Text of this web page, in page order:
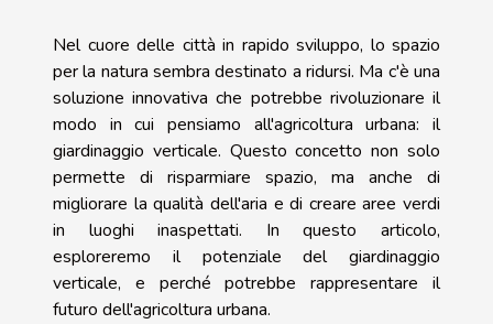
Nel cuore delle città in rapido sviluppo, lo spazio
per la natura sembra destinato a ridursi. Ma c'è una
soluzione innovativa che potrebbe rivoluzionare il
modo in cui pensiamo all'agricoltura urbana: il
giardinaggio verticale. Questo concetto non solo
permette di risparmiare spazio, ma anche di
migliorare la qualità dell'aria e di creare aree verdi
in luoghi inaspettati. In questo articolo,
esploreremo il potenziale del giardinaggio
verticale, e perché potrebbe rappresentare il
futuro dell'agricoltura urbana.